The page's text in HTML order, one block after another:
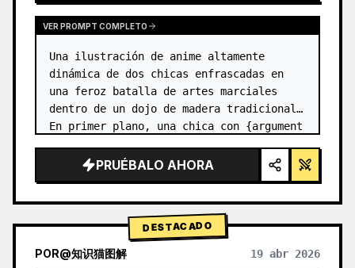
VER PROMPT COMPLETO
Una ilustración de anime altamente
dinámica de dos chicas enfrascadas en
una feroz batalla de artes marciales
dentro de un dojo de madera tradicional.
En primer plano, una chica con {argument
negro en un moño alto con c…
PRUÉBALO AHORA
DESTACADO
POR@知识猫图解 19 abr 2026